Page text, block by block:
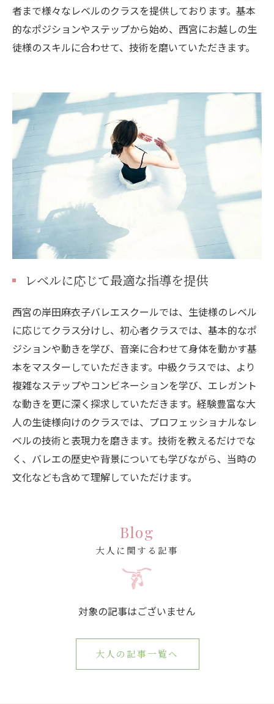
者まで様々なレベルのクラスを提供しております。基本
的なポジションやステップから始め、西宮にお越しの生
徒様のスキルに合わせて、技術を磨いていただきます。
レベルに応じて最適な指導を提供
西宮の岸田麻衣子バレエスクールでは、生徒様のレベル
に応じてクラス分けし、初心者クラスでは、基本的なポ
ジションや動きを学び、音楽に合わせて身体を動かす基
本をマスターしていただきます。中級クラスでは、より
複雑なステップやコンビネーションを学び、エレガント
な動きを更に深く探求していただきます。経験豊富な大
人の生徒様向けのクラスでは、プロフェッショナルなレ
ベルの技術と表現力を磨きます。技術を教えるだけでな
く、バレエの歴史や背景についても学びながら、当時の
文化なども含めて理解していただけます。
Blog
大人に関する記事
対象の記事はございません
大人の記事一覧へ